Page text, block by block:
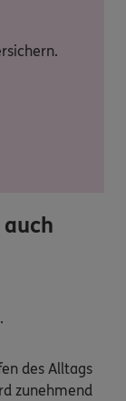
des Alltags
zunehmend